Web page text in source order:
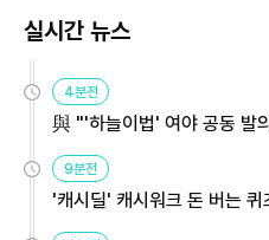
실시간 뉴스
4분전
與 "'하늘이법' 여야 공동 발
9분전
'캐시딜' 캐시워크 돈 버는 퀴